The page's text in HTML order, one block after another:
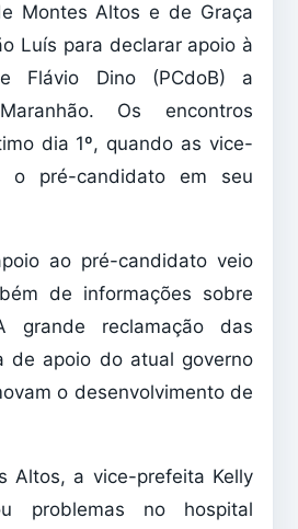
Montes Altos e de Graça
Luís para declarar apoio à
Flávio Dino (PCdoB) a
Os encontros
dia 1º, quando as vice-
o pré-candidato em seu
ao pré-candidato veio
de informações sobre
grande reclamação das
de apoio do atual governo
o desenvolvimento de
Altos, a vice-prefeita Kelly
problemas no hospital